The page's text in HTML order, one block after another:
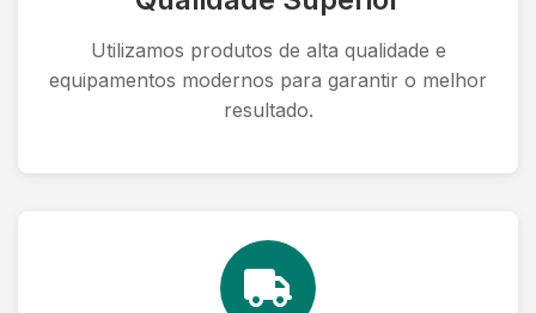
Utilizamos produtos de alta qualidade e
equipamentos modernos para garantir o melhor
resultado.